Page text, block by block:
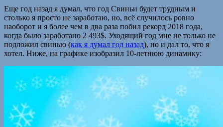
Еще год назад я думал, что год Свиньи будет трудным и
столько я просто не заработаю, но, всё случилось ровно
наоборот и я более чем в два раза побил рекорд 2018 года,
когда было заработано 2 493$. Уходящий год мне не только не
подложил свинью (как я думал год назад), но и дал то, что я
хотел. Ниже, на графике изобразил 10-летнюю динамику: